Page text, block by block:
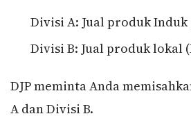
Divisi A: Jual produk Induk
Divisi B: Jual produk lokal
DJP meminta Anda
A dan Divisi B.